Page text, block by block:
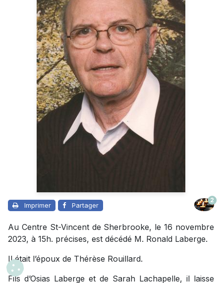
Imprimer Partager
2
Au Centre St-Vincent de Sherbrooke, le 16 novembre
2023, à 15h. précises, est décédé M. Ronald Laberge.
Il était l’époux de Thérèse Rouillard.
Fils d’Osias Laberge et de Sarah Lachapelle, il laisse